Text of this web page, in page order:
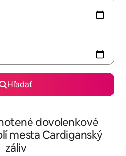
Hľadať
dovolenkové
mesta Cardiganský
záliv